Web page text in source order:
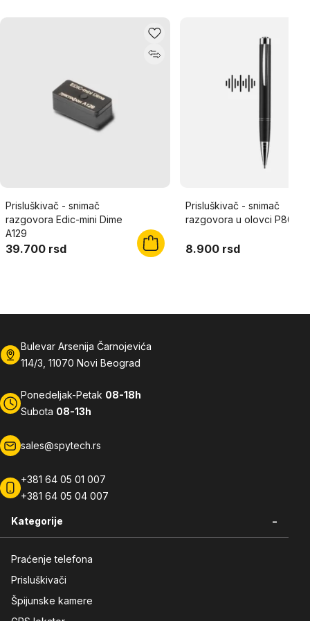
Prisluškivač - snimač
razgovora Edic-mini Dime
A129
39.700 rsd
Prisluškivač - snimač
razgovora u olovci P800
8.900 rsd
Bulevar Arsenija Čarnojevića
114/3, 11070 Novi Beograd
Ponedeljak-Petak 08-18h
Subota 08-13h
sales@spytech.rs
+381 64 05 01 007
+381 64 05 04 007
Kategorije -
Praćenje telefona
Prisluškivači
Špijunske kamere